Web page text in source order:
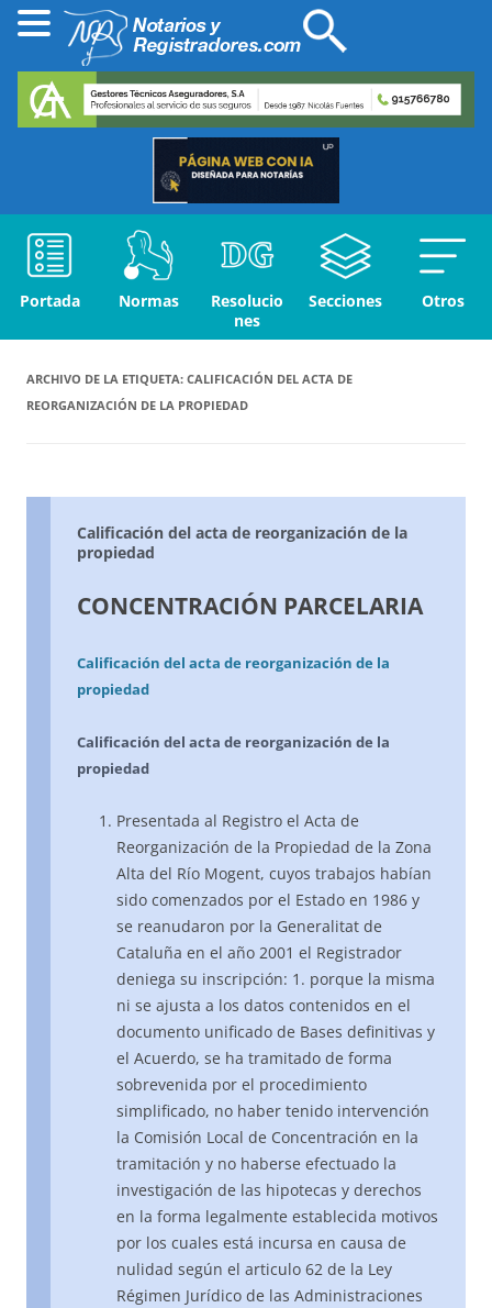
Portada Normas
Resolucio
nes
Secciones Otros
ARCHIVO DE LA ETIQUETA: CALIFICACIÓN DEL ACTA DE
REORGANIZACIÓN DE LA PROPIEDAD
Calificación del acta de reorganización de la
propiedad
CONCENTRACIÓN PARCELARIA
Calificación del acta de reorganización de la
propiedad
Calificación del acta de reorganización de la
propiedad
Presentada al Registro el Acta de
Reorganización de la Propiedad de la Zona
Alta del Río Mogent, cuyos trabajos habían
sido comenzados por el Estado en 1986 y
se reanudaron por la Generalitat de
Cataluña en el año 2001 el Registrador
deniega su inscripción: 1. porque la misma
ni se ajusta a los datos contenidos en el
documento unificado de Bases definitivas y
el Acuerdo, se ha tramitado de forma
sobrevenida por el procedimiento
simplificado, no haber tenido intervención
la Comisión Local de Concentración en la
tramitación y no haberse efectuado la
investigación de las hipotecas y derechos
en la forma legalmente establecida motivos
por los cuales está incursa en causa de
nulidad según el articulo 62 de la Ley
Régimen Jurídico de las Administraciones